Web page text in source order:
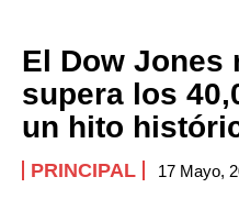
El Dow Jones
supera los
un hito
PRINCIPAL 17 Mayo,